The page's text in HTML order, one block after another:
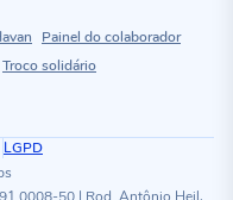
Painel do colaborador
Troco solidário
LGPD